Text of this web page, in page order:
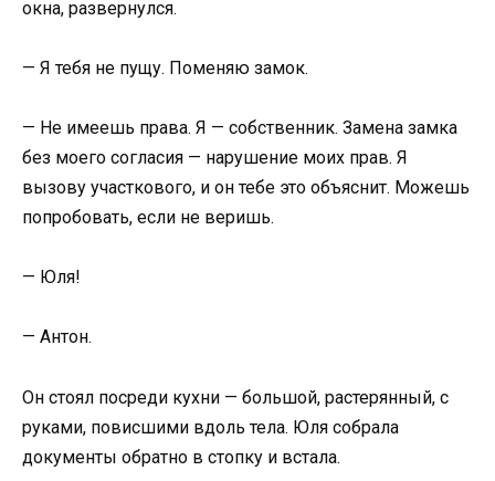
окна, развернулся.
— Я тебя не пущу. Поменяю замок.
— Не имеешь права. Я — собственник. Замена замка
без моего согласия — нарушение моих прав. Я
вызову участкового, и он тебе это объяснит. Можешь
попробовать, если не веришь.
— Юля!
— Антон.
Он стоял посреди кухни — большой, растерянный, с
руками, повисшими вдоль тела. Юля собрала
документы обратно в стопку и встала.